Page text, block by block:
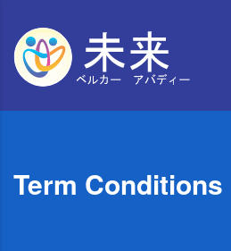
Term Conditions